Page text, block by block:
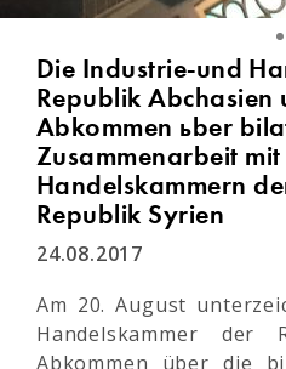
Die Industrie-und
Republik Abchasien
Abkommen über
Zusammenarbeit
Handelskammern
Republik Syrien
24.08.2017
Am 20. August
Handelskammer der
Abkommen über die